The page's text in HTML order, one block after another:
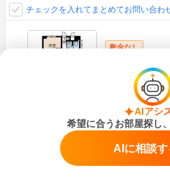
チェックを入れてまとめてお問い合わ
敷金なし
管理費
礼 12.2
44.00m2
空室状況をお
AIアシ
希望に合うお部屋探し
AIに相談す